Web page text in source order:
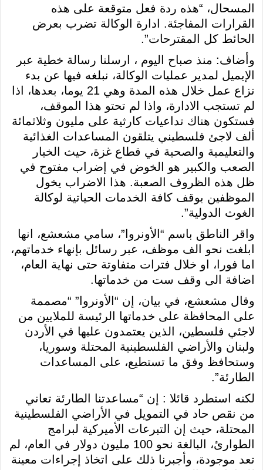
المسحال، “هذه ردة فعل متوقعة على هذه
القرارات المفاجئة. ادارة الوكالة تضرب بعرض
الحائط كل المقترحات”.
وأضاف: منذ صباح اليوم ، ارسلنا رسالة خطية عبر
الإيميل لمدير عمليات الوكالة، نبلغه فيها عن بدء
نزاع عمل خلال هذه المدة وهي 21 يوما، بعدها، اذا
لم تستجب الادارة، واذا لم تحتو هذا الموقف،
فستكون هناك تداعيات كارثية على مليون وثلاثمائة
ألف لاجئ فلسطيني يتلقون المساعدات الغذائية
والتعليمية والصحية في قطاع غزة، حيث الخيار
الصعب والكبير هو الخوض في إضراب مفتوح في
ظل هذه الظروف الصعبة. هذا الاضراب يخول
الموظفين بوقف كافة الخدمات الحياتية لوكالة
الغوث الدولية”.
واقر الناطق باسم “الأونروا”، سامي مشعشع، انها
ابلغت نحو الف موظف، عبر رسائل بإنهاء خدماتهم،
اما فورا، او خلال فترات متفاوتة حتى نهاية العام،
اضافة الى وقف ست من خدماتها.
وقال مشعشع، في بيان، إن “الأونروا” “مصممة
على المحافظة على خدماتها الرئيسة للملايين من
لاجئي فلسطين، الذين يعتمدون عليها في الأردن
ولبنان والأراضي الفلسطينية المحتلة وسوريا،
وستحافظ وفق ما تستطيع، على المساعدات
الطارئة”.
لكنه استطرد قائلا : إن “مساعدتنا الطارئة تعاني
من نقص حاد في التمويل في الأراضي الفلسطينية
المحتلة، حيث إن التبرعات الأميركية لبرامج
الطوارئ، البالغة نحو 100 مليون دولار في العام، لم
تعد موجودة، وأجبرنا ذلك على اتخاذ إجراءات معينة